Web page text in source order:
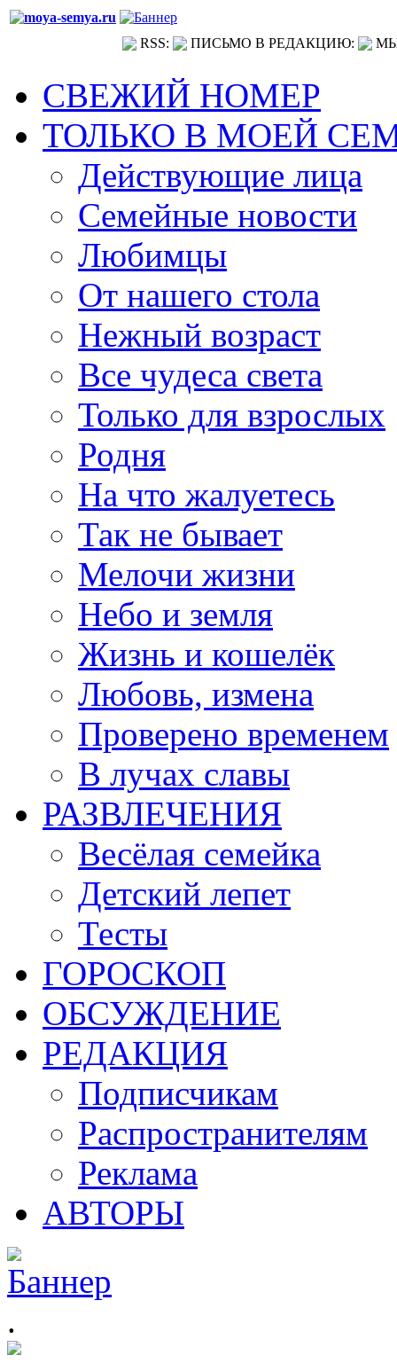
RSS: ПИСЬМО В РЕДАКЦИЮ:
СВЕЖИЙ НОМЕР
ТОЛЬКО В МОЕЙ
Действующие лица
Семейные новости
Любимцы
От нашего стола
Нежный возраст
Все чудеса света
Только для взрослых
Родня
На что жалуетесь
Так не бывает
Мелочи жизни
Небо и земля
Жизнь и кошелёк
Любовь, измена
Проверено временем
В лучах славы
РАЗВЛЕЧЕНИЯ
Весёлая семейка
Детский лепет
Тесты
ГОРОСКОП
ОБСУЖДЕНИЕ
РЕДАКЦИЯ
Подписчикам
Распространителям
Реклама
АВТОРЫ
.